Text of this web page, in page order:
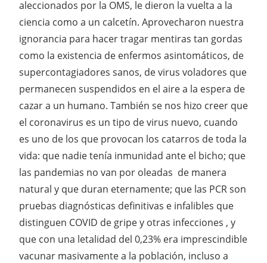
aleccionados por la OMS, le dieron la vuelta a la
ciencia como a un calcetín. Aprovecharon nuestra
ignorancia para hacer tragar mentiras tan gordas
como la existencia de enfermos asintomáticos, de
supercontagiadores sanos, de virus voladores que
permanecen suspendidos en el aire a la espera de
cazar a un humano. También se nos hizo creer que
el coronavirus es un tipo de virus nuevo, cuando
es uno de los que provocan los catarros de toda la
vida: que nadie tenía inmunidad ante el bicho; que
las pandemias no van por oleadas de manera
natural y que duran eternamente; que las PCR son
pruebas diagnósticas definitivas e infalibles que
distinguen COVID de gripe y otras infecciones , y
que con una letalidad del 0,23% era imprescindible
vacunar masivamente a la población, incluso a